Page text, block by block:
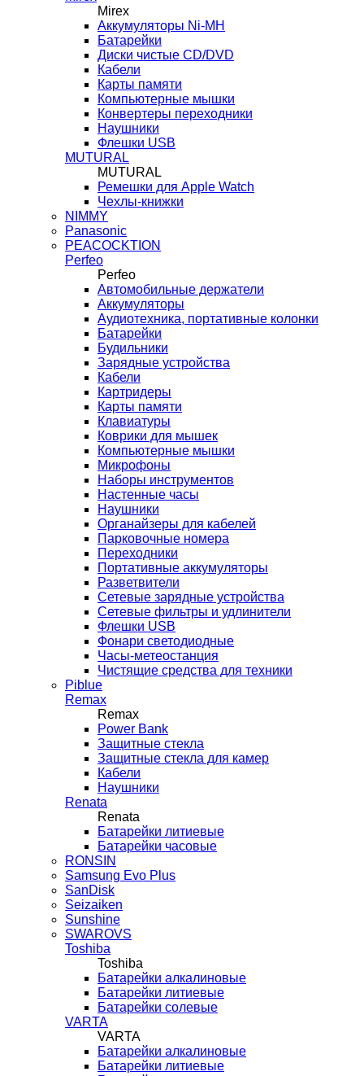
Mirex
Аккумуляторы Ni-MH
Батарейки
Диски чистые CD/DVD
Кабели
Карты памяти
Компьютерные мышки
Конвертеры переходники
Наушники
Флешки USB
MUTURAL
MUTURAL
Ремешки для Apple Watch
Чехлы-книжки
NIMMY
Panasonic
PEACOCKTION
Perfeo
Perfeo
Автомобильные держатели
Аккумуляторы
Аудиотехника, портативные колонки
Батарейки
Будильники
Зарядные устройства
Кабели
Картридеры
Карты памяти
Клавиатуры
Коврики для мышек
Компьютерные мышки
Микрофоны
Наборы инструментов
Настенные часы
Наушники
Органайзеры для кабелей
Парковочные номера
Переходники
Портативные аккумуляторы
Разветвители
Сетевые зарядные устройства
Сетевые фильтры и удлинители
Флешки USB
Фонари светодиодные
Часы-метеостанция
Чистящие средства для техники
Piblue
Remax
Remax
Power Bank
Защитные стекла
Защитные стекла для камер
Кабели
Наушники
Renata
Renata
Батарейки литиевые
Батарейки часовые
RONSIN
Samsung Evo Plus
SanDisk
Seizaiken
Sunshine
SWAROVS
Toshiba
Toshiba
Батарейки алкалиновые
Батарейки литиевые
Батарейки солевые
VARTA
VARTA
Батарейки алкалиновые
Батарейки литиевые